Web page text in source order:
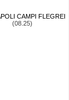
CAMPI FLEGREI
(08.25)